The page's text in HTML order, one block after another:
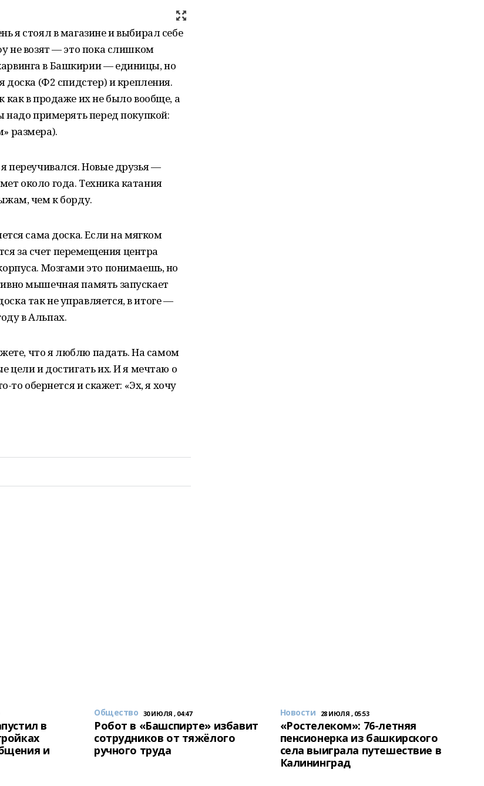
я стоял в магазине и выбирал себе
не возят — это пока слишком
в Башкирии — единицы, но
доска (Ф2 спидстер) и крепления.
как в продаже их не было вообще, а
надо примерять перед покупкой:
размера).
переучивался. Новые друзья —
около года. Техника катания
чем к борду.
сама доска. Если на мягком
за счет перемещения центра
Мозгами это понимаешь, но
мышечная память запускает
так не управляется, в итоге —
в Альпах.
что я люблю падать. На самом
цели и достигать их. И я мечтаю о
то обернется и скажет: «Эх, я хочу
в
и
Общество 30 ИЮЛЯ , 04:47
Робот в «Башспирте» избавит
сотрудников от тяжёлого
ручного труда
Новости 28 ИЮЛЯ , 05:53
«Ростелеком»: 76-летняя
пенсионерка из башкирского
села выиграла путешествие в
Калининград